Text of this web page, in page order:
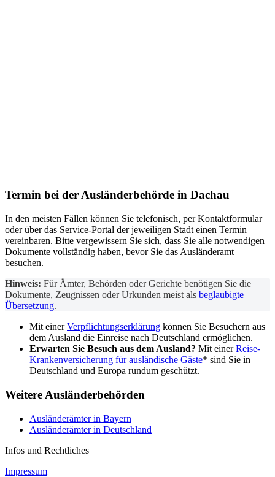
Termin bei derAusländerbehörde in Dachau
In den meisten Fällen können Sie telefonisch, per Kontaktformular
oder über das Service-Portal der jeweiligen Stadt einen Termin
vereinbaren. Bitte vergewissern Sie sich, dass Sie alle notwendigen
Dokumente vollständig haben, bevor Sie das Ausländeramt
besuchen.
Hinweis: Für Ämter, Behörden oder Gerichte benötigen Sie die
Dokumente, Zeugnissen oder Urkunden meist als beglaubigte
Übersetzung.
Mit einerVerpflichtungserklärung können Sie Besuchern aus
dem Ausland die Einreise nach Deutschland ermöglichen.
Erwarten Sie Besuch aus dem Ausland? Mit einerReise-
Krankenversicherung für ausländische Gäste* sind Sie in
Deutschland und Europa rundum geschützt.
Weitere Ausländerbehörden
Ausländerämter in Bayern
Ausländerämter in Deutschland
Infos und Rechtliches
Impressum